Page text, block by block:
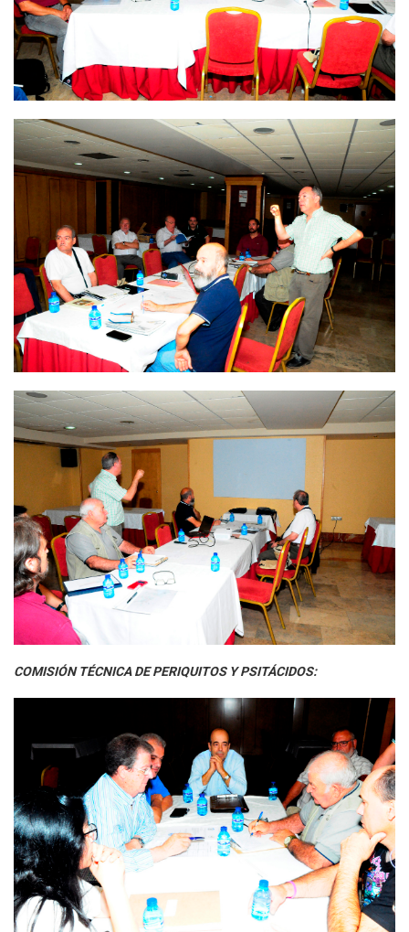
COMISIÓN TÉCNICA DE PERIQUITOS Y PSITÁCIDOS: